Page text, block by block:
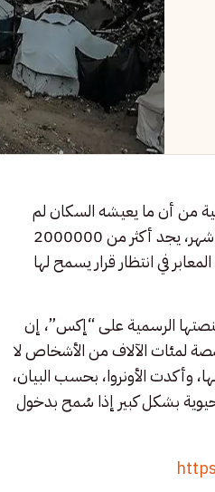
من أن ما يعيشه السكان لم
يعد مجرد أزمة طارئة، بل كارثة إنسانية كاملة الأركان من صنع الإنسان. في مشهد يتكرر منذ أشهر، يجد أكثر من 2000000
في انتظار قرار يسمح لها
الرسمية على “إكس”، إن
لمئات الآلاف من الأشخاص لا
وأكدت الأونروا، بحسب البيان،
بشكل كبير إذا سُمح بدخول